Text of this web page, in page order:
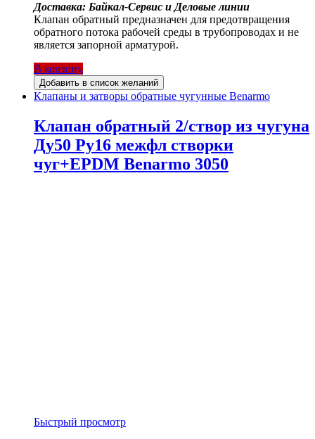
Доставка: Байкал-Сервис и Деловые линии
Клапан обратный предназначен для предотвращения
обратного потока рабочей среды в трубопроводах и не
является запорной арматурой.
В корзину
Добавить в список желаний
Клапаны и затворы обратные чугунные Benarmo
Клапан обратный 2/створ из чугуна
Ду50 Ру16 межфл створки
чуг+EPDM Benarmo 3050
Быстрый просмотр